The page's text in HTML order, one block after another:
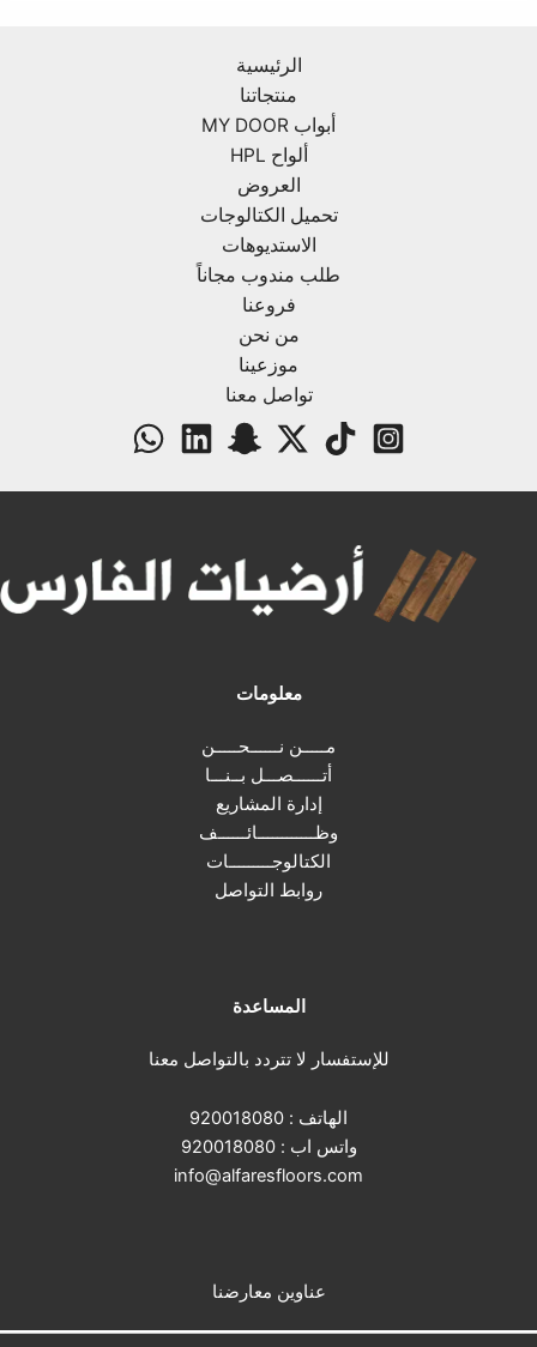
الرئيسية
منتجاتنا
أبواب MY DOOR
ألواح HPL
العروض
تحميل الكتالوجات
الاستديوهات
طلب مندوب مجاناً
فروعنا
من نحن
موزعينا
تواصل معنا
معلومات
مـــــن نــــــحـــــن
أتــــــصـــل بــنـــا
إدارة المشاريع
وظــــــــــــائــــــف
الكتالوجـــــــــات
روابط التواصل
المساعدة
للإستفسار لا تتردد بالتواصل معنا
الهاتف : 920018080
واتس اب :920018080
info@alfaresfloors.com
عناوين معارضنا